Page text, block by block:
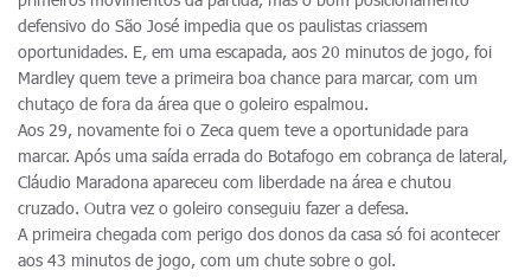
defensivo do São José impedia que os paulistas criassem
oportunidades. E, em uma escapada, aos 20 minutos de jogo, foi
Mardley quem teve a primeira boa chance para marcar, com um
chutaço de fora da área que o goleiro espalmou.
Aos 29, novamente foi o Zeca quem teve a oportunidade para
marcar. Após uma saída errada do Botafogo em cobrança de lateral,
Cláudio Maradona apareceu com liberdade na área e chutou
cruzado. Outra vez o goleiro conseguiu fazer a defesa.
A primeira chegada com perigo dos donos da casa só foi acontecer
aos 43 minutos de jogo, com um chute sobre o gol.